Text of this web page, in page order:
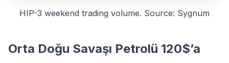
HIP-3 weekend trading volume. Source: Sygnum
Orta Doğu Savaşı Petrolü 120$’a